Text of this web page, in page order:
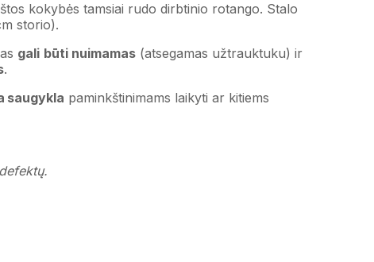
kokybės tamsiai rudo dirbtinio rotango. Stalo
storio).
gali būti nuimamas (atsegamas užtrauktuku) ir
.
saugykla paminkštinimams laikyti ar kitiems